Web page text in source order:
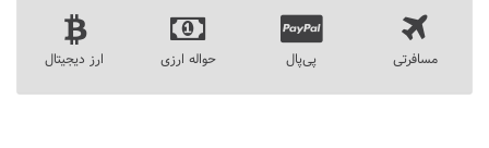
مسافرتی پی‌پال حواله ارزی ارز دیجیتال